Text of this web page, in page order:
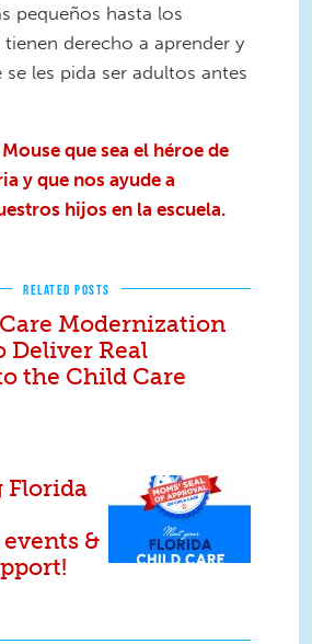
pequeños hasta los
tienen derecho a aprender y
se les pida ser adultos antes
que sea el héroe de
y que nos ayude a
hijos en la escuela.
RELATED POSTS
Modernization
Deliver Real
the Child Care
Florida
&